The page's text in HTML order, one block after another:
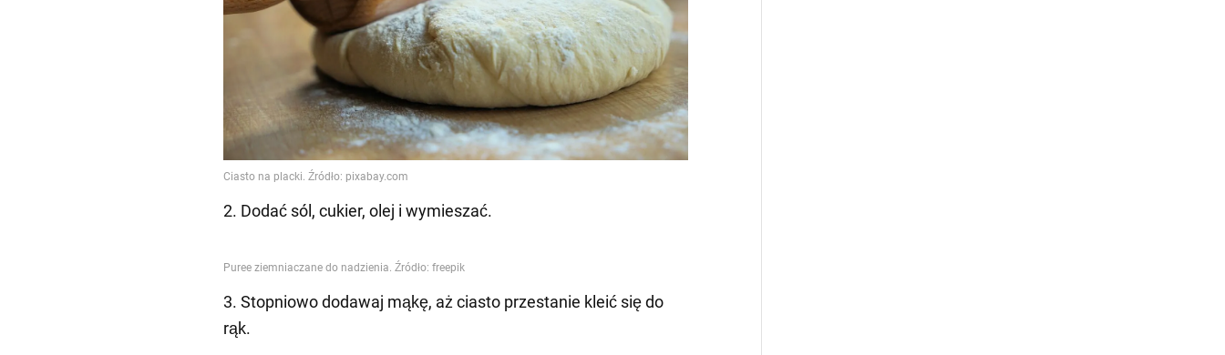
2. Dodać sól, cukier, olej i wymieszać.
3. Stopniowo dodawaj mąkę, aż ciasto przestanie kleić się do
rąk.